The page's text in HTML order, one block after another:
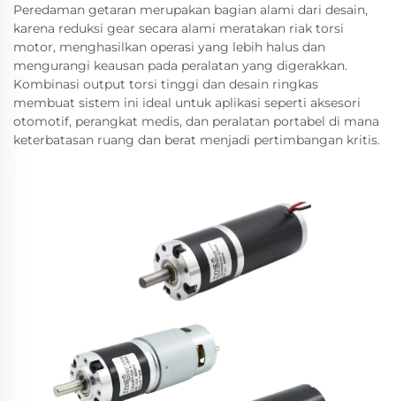
Peredaman getaran merupakan bagian alami dari desain,
karena reduksi gear secara alami meratakan riak torsi
motor, menghasilkan operasi yang lebih halus dan
mengurangi keausan pada peralatan yang digerakkan.
Kombinasi output torsi tinggi dan desain ringkas
membuat sistem ini ideal untuk aplikasi seperti aksesori
otomotif, perangkat medis, dan peralatan portabel di mana
keterbatasan ruang dan berat menjadi pertimbangan kritis.